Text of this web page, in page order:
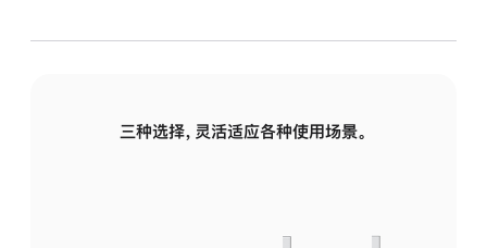
三种选择，灵活适应各种使用场景。